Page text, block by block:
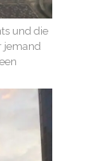
und die
jemand